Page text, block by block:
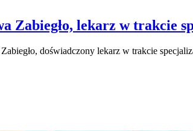
Zabiegło, lekarz w trakcie
doświadczony lekarz w trakcie